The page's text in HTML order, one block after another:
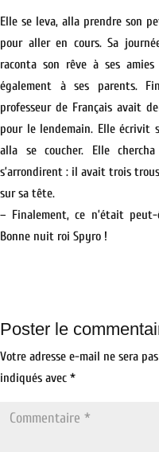
Elle se leva, alla prendre son
pour aller en cours. Sa
raconta son rêve à ses
également à ses parents.
professeur de Français avait
pour le lendemain. Elle écrivit
alla se coucher. Elle
s’arrondirent : il avait trois
sur sa tête.
– Finalement, ce n’était
Bonne nuit roi Spyro !
Poster le
Votre adresse e-mail ne sera
indiqués avec *